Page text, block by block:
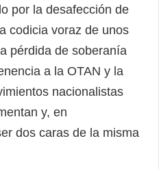
por la desafección de
codicia voraz de unos
pérdida de soberanía
a la OTAN y la
nacionalistas
y, en
dos caras de la misma